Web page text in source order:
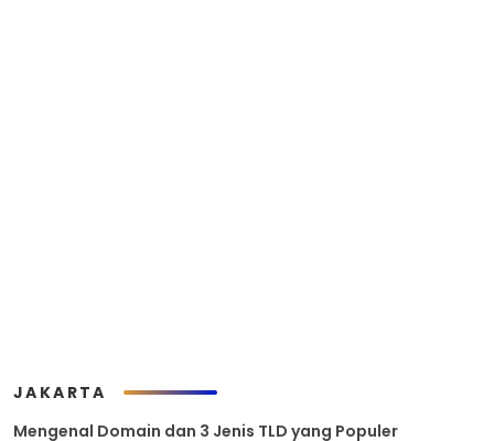
JAKARTA
Mengenal Domain dan 3 Jenis TLD yang Populer